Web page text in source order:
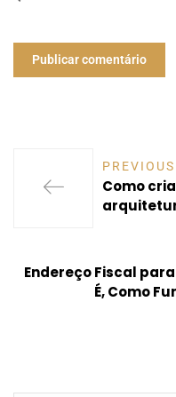
Como
Endereço Fiscal
É, Como